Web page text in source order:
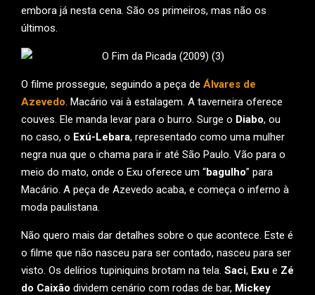
embora já nesta cena. São os primeiros, mas não os
últimos.
O filme prossegue, seguindo a peça de Álvares de
Azevedo. Macário vai à estalagem. A taverneira oferece
couves. Ele manda levar para o burro. Surge o Diabo, ou
no caso, o Exú-Lebara, representado como uma mulher
negra nua que o chama para ir até São Paulo. Vão para o
meio do mato, onde o Exu oferece um “bagulho” para
Macário. A peça de Azevedo acaba, e começa o inferno à
moda paulistana.
Não quero mais dar detalhes sobre o que acontece. Este é
o filme que não nasceu para ser contado, nasceu para ser
visto. Os delírios tupiniquins brotam na tela. Saci, Exu e Zé
do Caixão dividem cenário com rodas de bar, Mickey